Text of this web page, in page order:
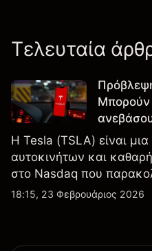
Τελευταία
Μπορούν
Η Tesla (TSLA) είναι μια
αυτοκινήτων και
στο Nasdaq που
απόδοση κερδών, τα
18:15, 23 Φεβρουάριος 2026